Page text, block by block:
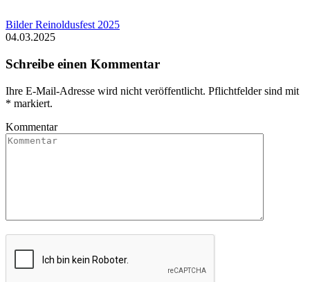
Bilder Reinoldusfest 2025
04.03.2025
Schreibe einen Kommentar
Ihre E-Mail-Adresse wird nicht veröffentlicht. Pflichtfelder sind mit
* markiert.
Kommentar